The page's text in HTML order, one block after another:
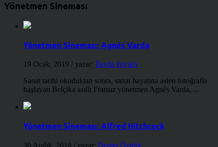
Yönetmen Sineması
Yönetmen Sineması: Agnès Varda
19 Ocak, 2019 / yazar: İlayda Bıyıklı
Sanat tarihi okuduktan sonra, sanat hayatına aslen fotoğrafla
başlayan Belçika asıllı Fransız yönetmen Agnès Varda, ...
Yönetmen Sineması: Alfred Hitchcock
30 Aralık, 2018 / yazar: Demet Öztürk